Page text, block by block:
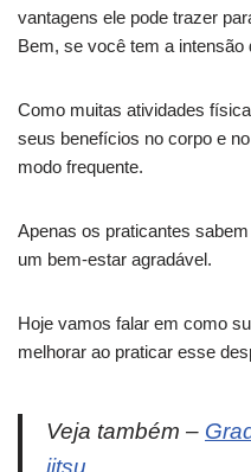
vantagens ele pode trazer
Bem, se você tem a intensão
Como muitas atividades
seus benefícios no corpo e
modo frequente.
Apenas os praticantes
um bem-estar agradável.
Hoje vamos falar em como
melhorar ao praticar esse
Veja também –
jitsu